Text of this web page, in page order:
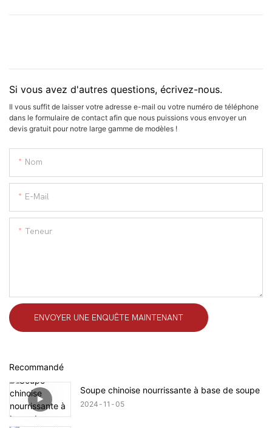
Si vous avez d'autres questions, écrivez-nous.
Il vous suffit de laisser votre adresse e-mail ou votre numéro de téléphone
dans le formulaire de contact afin que nous puissions vous envoyer un
devis gratuit pour notre large gamme de modèles !
Nom
E-Mail
Teneur
ENVOYER UNE ENQUÊTE MAINTENANT
Recommandé
Soupe chinoise nourrissante à base de soupe
2024 11 05